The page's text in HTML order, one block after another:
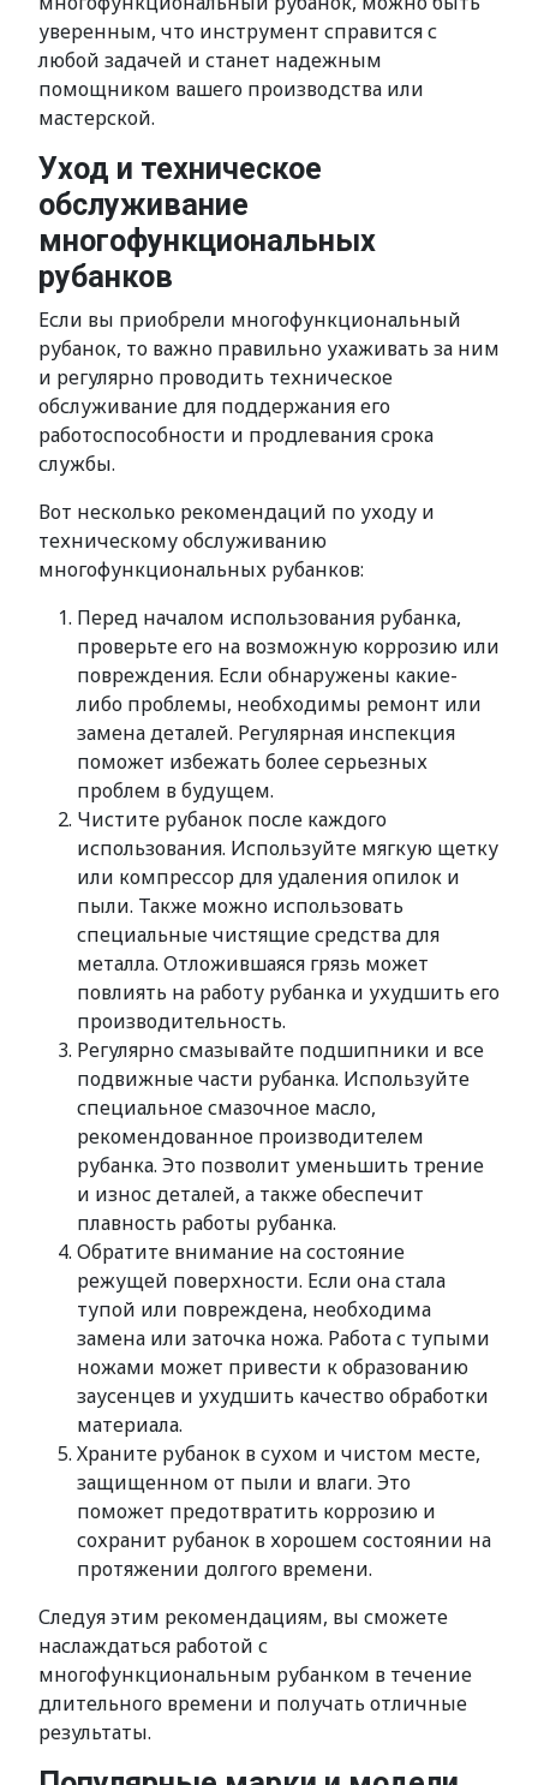
уверенным, что инструмент справится с
любой задачей и станет надежным
помощником вашего производства или
мастерской.
Уход и техническое
обслуживание
многофункциональных
рубанков
Если вы приобрели многофункциональный
рубанок, то важно правильно ухаживать за ним
и регулярно проводить техническое
обслуживание для поддержания его
работоспособности и продлевания срока
службы.
Вот несколько рекомендаций по уходу и
техническому обслуживанию
многофункциональных рубанков:
Перед началом использования рубанка,
проверьте его на возможную коррозию или
повреждения. Если обнаружены какие-
либо проблемы, необходимы ремонт или
замена деталей. Регулярная инспекция
поможет избежать более серьезных
проблем в будущем.
Чистите рубанок после каждого
использования. Используйте мягкую щетку
или компрессор для удаления опилок и
пыли. Также можно использовать
специальные чистящие средства для
металла. Отложившаяся грязь может
повлиять на работу рубанка и ухудшить его
производительность.
Регулярно смазывайте подшипники и все
подвижные части рубанка. Используйте
специальное смазочное масло,
рекомендованное производителем
рубанка. Это позволит уменьшить трение
и износ деталей, а также обеспечит
плавность работы рубанка.
Обратите внимание на состояние
режущей поверхности. Если она стала
тупой или повреждена, необходима
замена или заточка ножа. Работа с тупыми
ножами может привести к образованию
заусенцев и ухудшить качество обработки
материала.
Храните рубанок в сухом и чистом месте,
защищенном от пыли и влаги. Это
поможет предотвратить коррозию и
сохранит рубанок в хорошем состоянии на
протяжении долгого времени.
Следуя этим рекомендациям, вы сможете
наслаждаться работой с
многофункциональным рубанком в течение
длительного времени и получать отличные
результаты.